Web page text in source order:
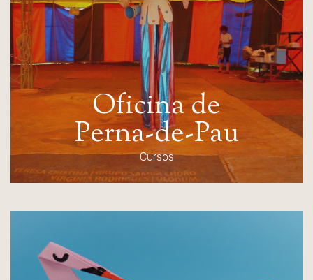
Oficinade
Perna-de-Pau
Cursos